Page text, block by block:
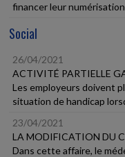
financer leur
Social
26/04/2021
ACTIVITÉ PARTIELLE
Les employeurs doivent
situation de handicap
23/04/2021
LA MODIFICATION DU
Dans cette affaire, le